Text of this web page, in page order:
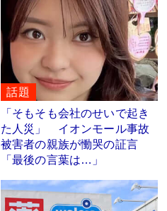
話題
「そもそも会社のせいで起き
た人災」 イオンモール事故
被害者の親族が慟哭の証言
「最後の言葉は…」